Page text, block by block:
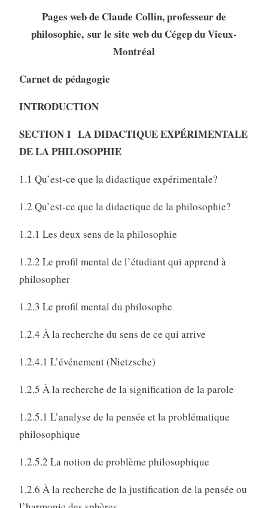
Pages web de Claude Collin, professeur de
philosophie, sur le site web du Cégep du Vieux-
Montréal
Carnet de pédagogie
INTRODUCTION
SECTION 1 LA DIDACTIQUE EXPÉRIMENTALE
DE LA PHILOSOPHIE
1.1 Qu’est-ce que la didactique expérimentale?
1.2 Qu’est-ce que la didactique de la philosophie?
1.2.1 Les deux sens de la philosophie
1.2.2 Le profil mental de l’étudiant qui apprend à
philosopher
1.2.3 Le profil mental du philosophe
1.2.4 À la recherche du sens de ce qui arrive
1.2.4.1 L’événement (Nietzsche)
1.2.5 À la recherche de la signification de la parole
1.2.5.1 L’analyse de la pensée et la problématique
philosophique
1.2.5.2 La notion de problème philosophique
1.2.6 À la recherche de la justification de la pensée ou